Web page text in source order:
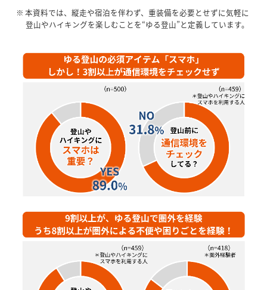
※ 本資料では、縦走や宿泊を伴わず、重装備を必要とせずに気軽に
登山やハイキングを楽しむことを“ゆる登山”と定義しています。